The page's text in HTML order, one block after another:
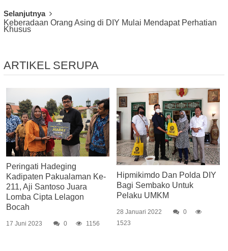
Selanjutnya
Keberadaan Orang Asing di DIY Mulai Mendapat Perhatian
Khusus
ARTIKEL SERUPA
Peringati Hadeging
Kadipaten Pakualaman Ke-
211, Aji Santoso Juara
Lomba Cipta Lelagon
Bocah
17 Juni 2023 0 1156
Hipmikimdo Dan Polda DIY
Bagi Sembako Untuk
Pelaku UMKM
28 Januari 2022
0
1523